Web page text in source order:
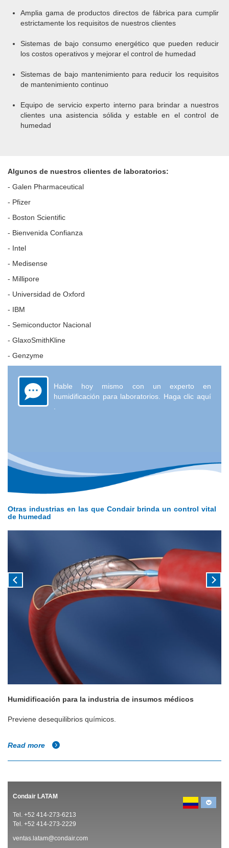
Amplia gama de productos directos de fábrica para cumplir
estrictamente los requisitos de nuestros clientes
Sistemas de bajo consumo energético que pueden reducir
los costos operativos y mejorar el control de humedad
Sistemas de bajo mantenimiento para reducir los requisitos
de mantenimiento continuo
Equipo de servicio experto interno para brindar a nuestros
clientes una asistencia sólida y estable en el control de
humedad
Algunos de nuestros clientes de laboratorios:
- Galen Pharmaceutical
- Pfizer
- Boston Scientific
- Bienvenida Confianza
- Intel
- Medisense
- Millipore
- Universidad de Oxford
- IBM
- Semiconductor Nacional
- GlaxoSmithKline
- Genzyme
Hable hoy mismo con un experto en
humidificación para laboratorios. Haga clic aquí
Otras industrias en las que Condair brinda un control vital
de humedad
Humidificación para la industria de insumos médicos
Previene desequilibrios químicos.
Read more
Condair LATAM
Tel. +52 414-273-6213
Tel. +52 414-273-2229
ventas.latam@condair.com